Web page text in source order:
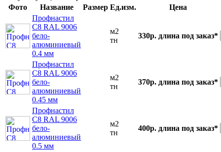
Фото
Название Размер Ед.изм.
Цена
Профнастил
С8 RAL 9006
бело-
алюминиевый
0.4 мм
м2
тн
330р. длина под заказ*
Профнастил
С8 RAL 9006
бело-
алюминиевый
0.45 мм
м2
тн
370р. длина под заказ*
Профнастил
С8 RAL 9006
бело-
алюминиевый
0.5 мм
м2
тн
400р. длина под заказ*